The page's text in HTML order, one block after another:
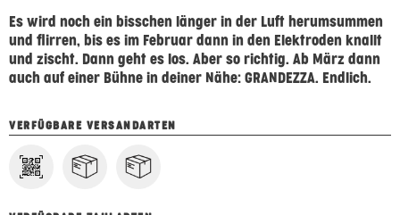
Es wird noch ein bisschen länger in der Luft herumsummen
und flirren, bis es im Februar dann in den Elektroden knallt
und zischt. Dann geht es los. Aber so richtig. Ab März dann
auch auf einer Bühne in deiner Nähe: GRANDEZZA. Endlich.
VERFÜGBARE VERSANDARTEN